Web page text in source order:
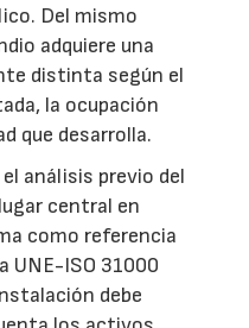
Del mismo
adquiere una
distinta según el
la ocupación
que desarrolla.
análisis previo del
central en
como referencia
UNE-ISO 31000
debe